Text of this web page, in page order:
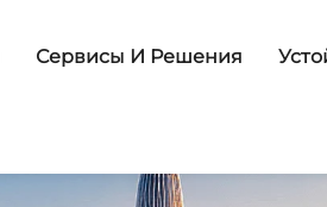
Сервисы И Решения